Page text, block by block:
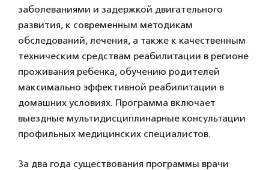
заболеваниями и задержкой двигательного
развития, к современным методикам
обследований, лечения, а также к качественным
техническим средствам реабилитации в регионе
проживания ребенка, обучению родителей
максимально эффективной реабилитации в
домашних условиях. Программа включает
выездные мультидисциплинарные консультации
профильных медицинских специалистов.
За два года существования программы врачи